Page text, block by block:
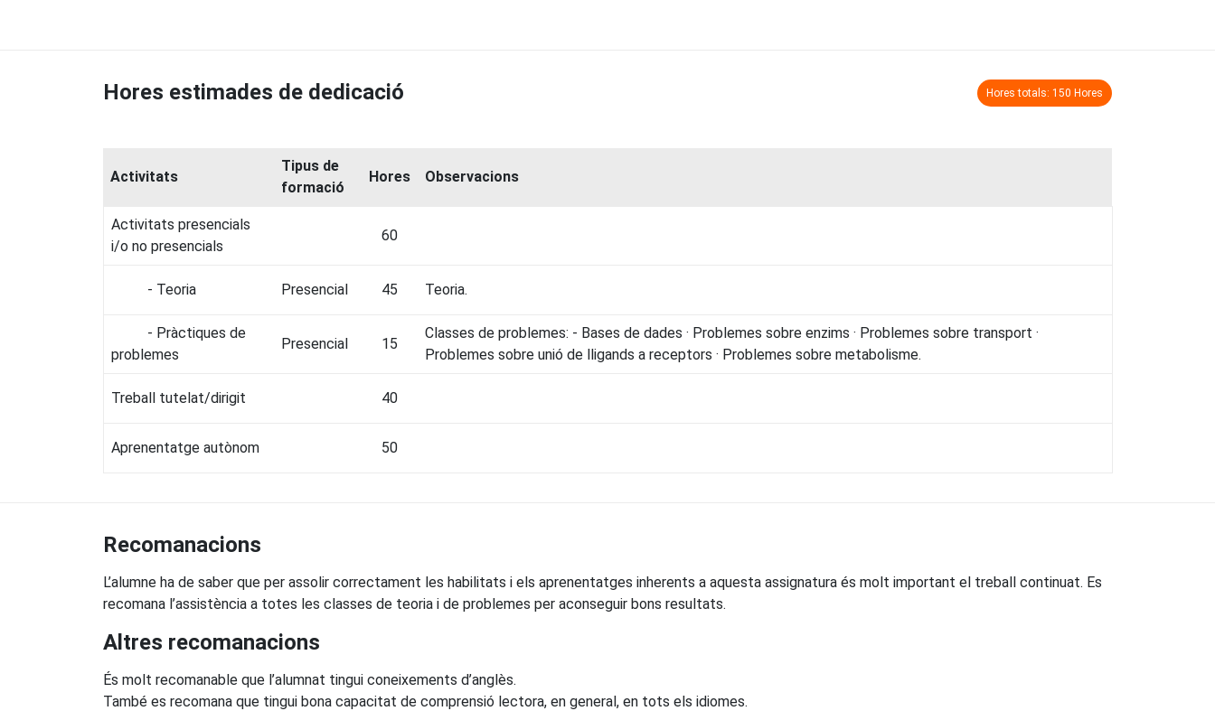
Hores estimades de dedicació Hores totals: 150 Hores
Activitats
Tipus de
formació
Hores Observacions
Activitats presencials
i/o no presencials
60
- Teoria Presencial 45 Teoria.
- Pràctiques de
problemes
Presencial 15
Classes de problemes: - Bases de dades · Problemes sobre enzims · Problemes sobre transport ·
Problemes sobre unió de lligands a receptors · Problemes sobre metabolisme.
Treball tutelat/dirigit 40
Aprenentatge autònom 50
Recomanacions
L’alumne ha de saber que per assolir correctament les habilitats i els aprenentatges inherents a aquesta assignatura és molt important el treball continuat. Es
recomana l’assistència a totes les classes de teoria i de problemes per aconseguir bons resultats.
Altres recomanacions
És molt recomanable que l’alumnat tingui coneixements d’anglès.
També es recomana que tingui bona capacitat de comprensió lectora, en general, en tots els idiomes.